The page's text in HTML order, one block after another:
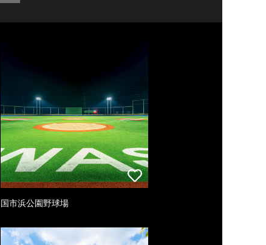
国市浜公園野球場